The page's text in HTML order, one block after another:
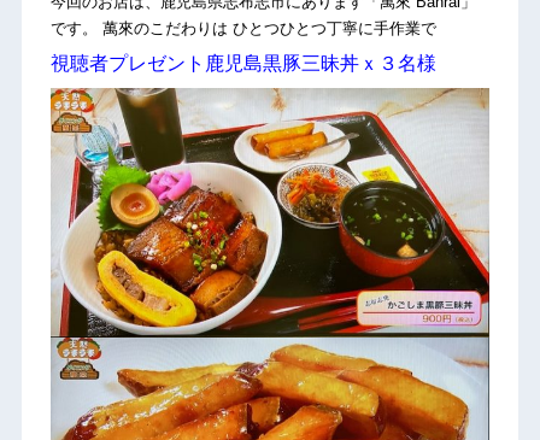
です。 萬來のこだわりは ひとつひとつ丁寧に手作業で
視聴者プレゼント鹿児島黒豚三昧丼ｘ３名様